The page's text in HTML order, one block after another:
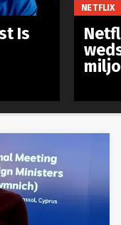
Is
NETFLIX